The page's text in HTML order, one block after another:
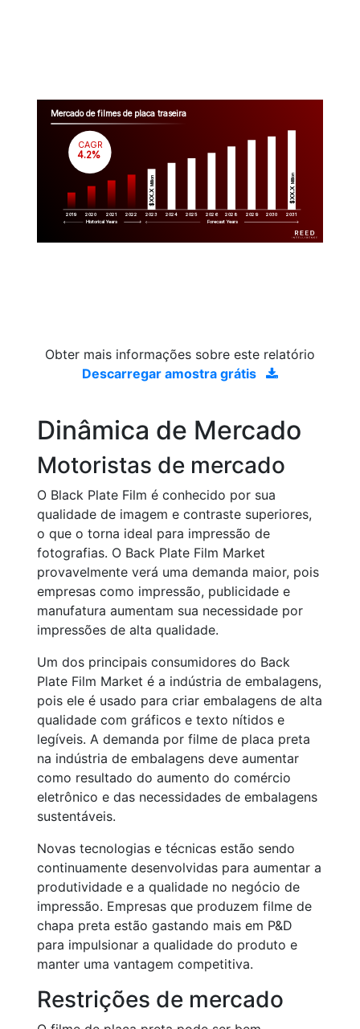
Mercado de filmes de placa traseira
2019 2020 2021 2022 2023 2024 2025 2026 2028 2029 2030 2031
$XX.X
Million
$XX.X
Million
CAGR
4.2%
Historical Years Forecast Years
Obter mais informações sobre este relatório
Descarregar amostra grátis
Dinâmica de Mercado
Motoristas de mercado
O Black Plate Film é conhecido por sua
qualidade de imagem e contraste superiores,
o que o torna ideal para impressão de
fotografias. O Back Plate Film Market
provavelmente verá uma demanda maior, pois
empresas como impressão, publicidade e
manufatura aumentam sua necessidade por
impressões de alta qualidade.
Um dos principais consumidores do Back
Plate Film Market é a indústria de embalagens,
pois ele é usado para criar embalagens de alta
qualidade com gráficos e texto nítidos e
legíveis. A demanda por filme de placa preta
na indústria de embalagens deve aumentar
como resultado do aumento do comércio
eletrônico e das necessidades de embalagens
sustentáveis.
Novas tecnologias e técnicas estão sendo
continuamente desenvolvidas para aumentar a
produtividade e a qualidade no negócio de
impressão. Empresas que produzem filme de
chapa preta estão gastando mais em P&D
para impulsionar a qualidade do produto e
manter uma vantagem competitiva.
Restrições de mercado